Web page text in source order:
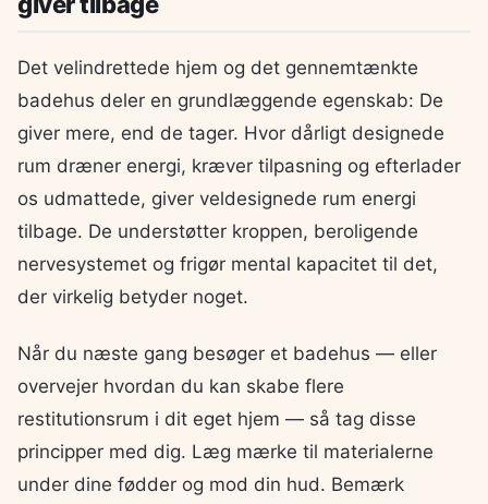
Det velindrettede hjem og det gennemtænkte
badehus deler en grundlæggende egenskab: De
giver mere, end de tager. Hvor dårligt designede
rum dræner energi, kræver tilpasning og efterlader
os udmattede, giver veldesignede rum energi
tilbage. De understøtter kroppen, beroligende
nervesystemet og frigør mental kapacitet til det,
der virkelig betyder noget.
Når du næste gang besøger et badehus — eller
overvejer hvordan du kan skabe flere
restitutionsrum i dit eget hjem — så tag disse
principper med dig. Læg mærke til materialerne
under dine fødder og mod din hud. Bemærk